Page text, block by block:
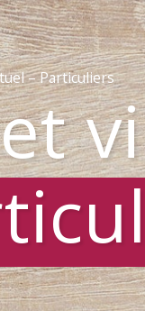
– Particuliers